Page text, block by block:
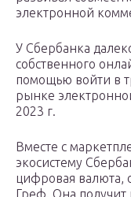
электронной
У Сбербанка
собственного
помощью войти в
рынке
2023 г.
Вместе с
экосистему
цифровая валюта,
Греф. Она получит